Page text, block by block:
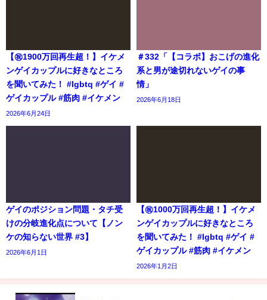
【㊗️1900万回再生超！】イケメ
ンゲイカップルに好きなところ
を聞いてみた！ #lgbtq #ゲイ #
ゲイカップル #筋肉 #イケメン
2026年6月24日
＃332「【コラボ】おこげの進化
系と男が途切れないゲイの事
情」
2026年6月18日
ゲイのポジション問題・タチ受
けの分岐進化点について【ノン
ケの知らない世界 #3】
2026年6月1日
【㊗️1000万回再生超！】イケメ
ンゲイカップルに好きなところ
を聞いてみた！ #lgbtq #ゲイ #
ゲイカップル #筋肉 #イケメン
2026年1月2日